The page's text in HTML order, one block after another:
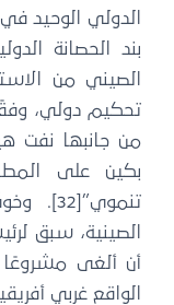
الدولي الوحيد في
بند الحصانة
الصيني من
تحكيم دولي، وفقًا
من جانبها نفت
بكين على
الصينية، سبق
أن ألغى مشروعًا
الواقع غربي